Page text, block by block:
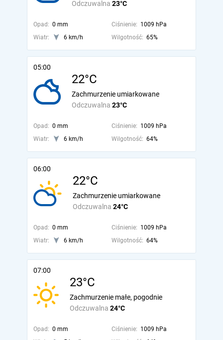
Odczuwalna 23°C
Opad: 0 mm Ciśnienie: 1009 hPa
Wiatr:
6 km/h Wilgotność: 65%
05:00
22°C
Odczuwalna 23°C
Zachmurzenie umiarkowane
Opad: 0 mm Ciśnienie: 1009 hPa
Wiatr:
6 km/h Wilgotność: 64%
06:00
22°C
Odczuwalna 24°C
Zachmurzenie umiarkowane
Opad: 0 mm Ciśnienie: 1009 hPa
Wiatr:
6 km/h Wilgotność: 64%
07:00
23°C
Odczuwalna 24°C
Zachmurzenie małe, pogodnie
Opad: 0 mm Ciśnienie: 1009 hPa